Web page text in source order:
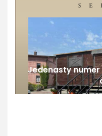
Jedenasty numer